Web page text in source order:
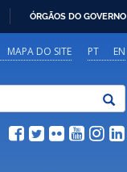
ÓRGÃOS DO GOVERNO
PT EN
MAPA DO SITE